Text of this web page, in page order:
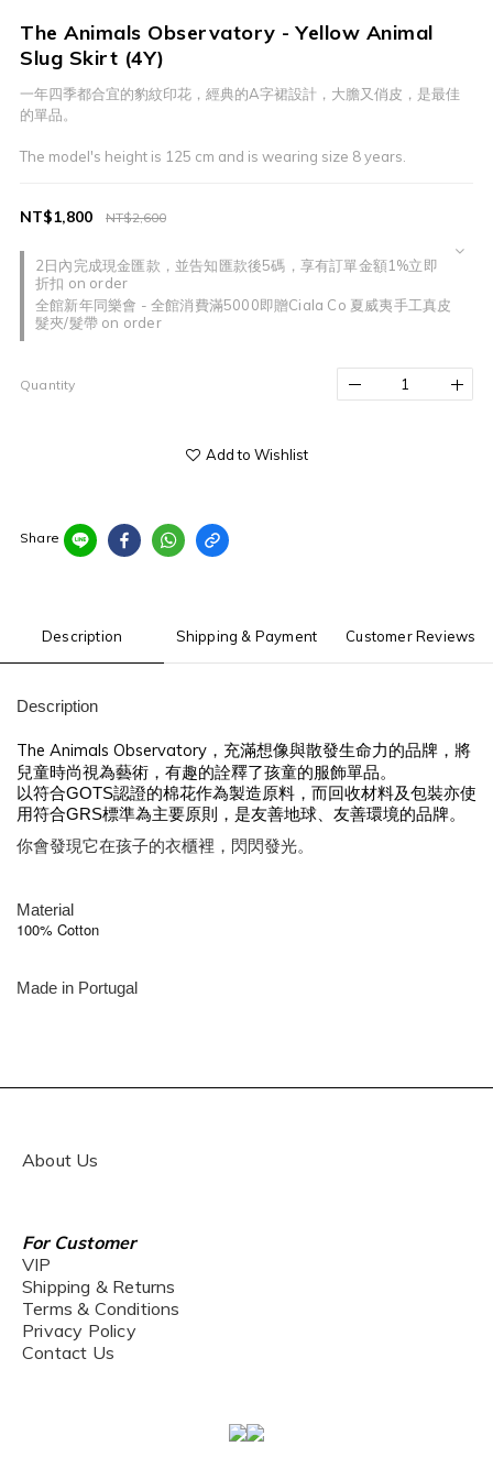
The Animals Observatory - Yellow Animal
Slug Skirt (4Y)
一年四季都合宜的豹紋印花，經典的A字裙設計，大膽又俏皮，是最佳
的單品。
The model's height is 125 cm and is wearing size 8 years.
2日內完成現金匯款，並告知匯款後5碼，享有訂單金額1%立即
折扣 on order
全館新年同樂會 - 全館消費滿5000即贈Ciala Co 夏威夷手工真皮
髮夾/髮帶 on order
NT$2,600
NT$1,800
Quantity
Add to Wishlist
Share
Description Shipping & Payment Customer Reviews
Description
The Animals Observatory，充滿想像與散發生命力的品牌，將
兒童時尚視為藝術，有趣的詮釋了孩童的服飾單品。
以符合GOTS認證的棉花作為製造原料，而回收材料及包裝亦使
用符合GRS標準為主要原則，是友善地球、友善環境的品牌。
你會發現它在孩子的衣櫃裡，閃閃發光。
Material
100% Cotton
Made in Portugal
About Us
For Customer
VIP
Shipping & Returns
Terms & Conditions
Privacy Policy
Contact Us